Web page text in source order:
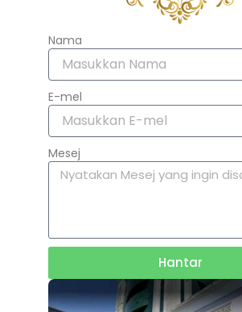
Nama
E-mel
Mesej
Hantar